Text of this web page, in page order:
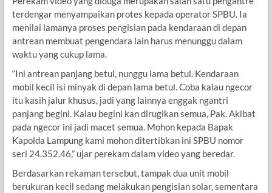
terdengar menyampaikan protes kepada operator SPBU. Ia
menilai lamanya proses pengisian pada kendaraan di depan
antrean membuat pengendara lain harus menunggu dalam
waktu yang cukup lama.
“Ini antrean panjang betul, nunggu lama betul. Kendaraan
mobil kecil isi minyak di depan lama betul. Coba kalau ngecor
itu kasih jalur khusus, jadi yang lainnya enggak ngantri
panjang begini. Kalau begini kan dirugikan semua, Pak. Akibat
pada ngecor ini jadi macet semua. Mohon kepada Bapak
Kapolda Lampung kami mohon ditertibkan ini SPBU nomor
seri 24.352.46,” ujar perekam dalam video yang beredar.
Berdasarkan rekaman tersebut, tampak dua unit mobil
berukuran kecil sedang melakukan pengisian solar, sementara